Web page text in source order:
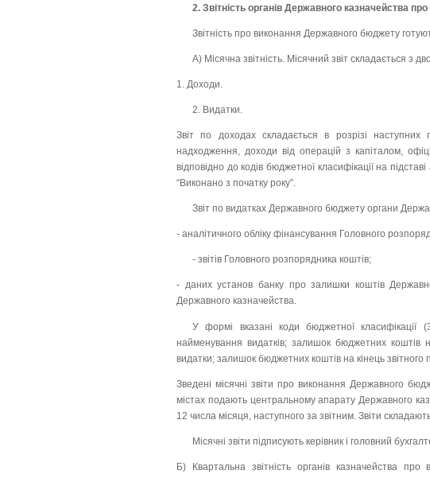
2. Звітність органів Державного казначейства
Звітність про виконання Державного бюджету
А) Місячна звітність. Місячний звіт складається з
1. Доходи.
2. Видатки.
Звіт по доходах складається в розрізі наступних
надходження, доходи від операцій з капіталом,
відповідно до кодів бюджетної класифікації на
“Виконано з початку року”.
Звіт по видатках Державного бюджету органи
- аналітичного обліку фінансування Головного
- звітів Головного розпорядника коштів;
- даних установ банку про залишки коштів
Державного казначейства.
У формі вказані коди бюджетної
найменування видатків; залишок бюджетних коштів
видатки; залишок бюджетних коштів на кінець звітного
Зведені місячні звіти про виконання Державного
містах подають центральному апарату Державного
12 числа місяця, наступного за звітним. Звіти
Місячні звіти підписують керівник і головний
Б) Квартальна звітність органів казначейства